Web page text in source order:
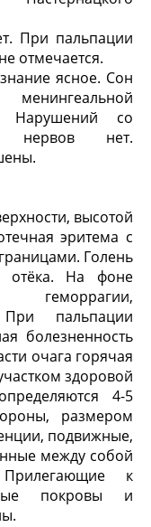
При пальпации
отмечается.
ясное. Сон
Нарушений со
нервов нет.
высотой
эритема с
Голень
отёка. На фоне
геморрагии,
При пальпации
болезненность
очага горячая
здоровой
4-5
размером
подвижные,
между собой
к
покровы и